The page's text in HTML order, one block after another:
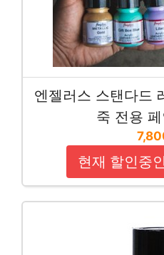
엔젤러스 스탠다드
죽 전용
현재 할인중